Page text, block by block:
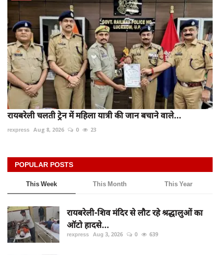
रायबरेली चलती ट्रेन में महिला यात्री की जान बचाने वाले...
rexpress Aug 8, 2026 0 23
POPULAR POSTS
This Week This Month This Year
रायबरेली-शिव मंदिर से लौट रहे श्रद्धालुओं का
ऑटो हादसे...
rexpress Aug 3, 2026 0 639